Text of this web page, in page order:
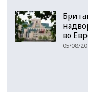
во
05/08/